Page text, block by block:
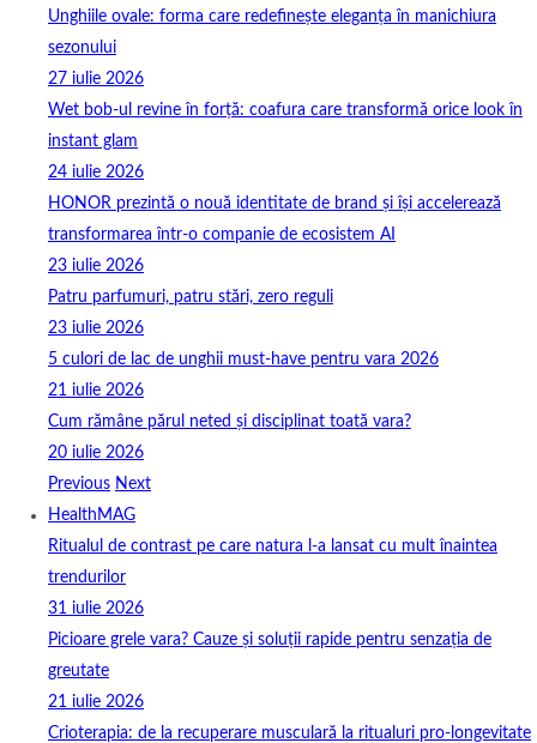
Unghiile ovale: forma care redefinește eleganța în manichiura
sezonului
27 iulie 2026
Wet bob-ul revine în forță: coafura care transformă orice look în
instant glam
24 iulie 2026
HONOR prezintă o nouă identitate de brand și își accelerează
transformarea într-o companie de ecosistem AI
23 iulie 2026
Patru parfumuri, patru stări, zero reguli
23 iulie 2026
5 culori de lac de unghii must‑have pentru vara 2026
21 iulie 2026
Cum rămâne părul neted și disciplinat toată vara?
20 iulie 2026
Previous Next
HealthMAG
Ritualul de contrast pe care natura l-a lansat cu mult înaintea
trendurilor
31 iulie 2026
Picioare grele vara? Cauze și soluții rapide pentru senzația de
greutate
21 iulie 2026
Crioterapia: de la recuperare musculară la ritualuri pro‑longevitate